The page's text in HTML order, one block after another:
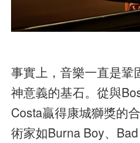
事實上，音樂一直是鞏
神意義的基石。從與
Costa贏得康城獅獎的
術家如Burna Boy、